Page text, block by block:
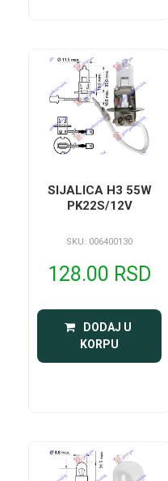
SIJALICA H3 55W
PK22S/12V
SKU: 006400130
128.00 RSD
DODAJ U
KORPU